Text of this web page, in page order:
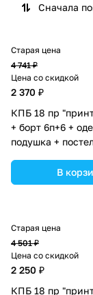
Сначала
Старая цена
4 741 ₽
Цена со скидкой
2 370 ₽
КПБ 18 пр
+ борт 6п+6 +
подушка +
(№П207_15)
ассортименте.
В
Старая цена
4 501 ₽
Цена со скидкой
2 250 ₽
КПБ 18 пр